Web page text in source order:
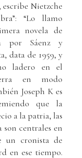
Nietzche
“Lo llamo
novela de
por Sáenz y
data de 1959, y
ladero en el
en modo
Joseph K es
que la
a la patria, las
centrales en
un cronista de
en ese tiempo.